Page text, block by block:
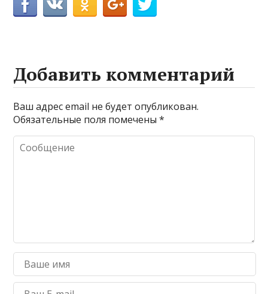
Добавить комментарий
Ваш адрес email не будет опубликован.
Обязательные поля помечены*